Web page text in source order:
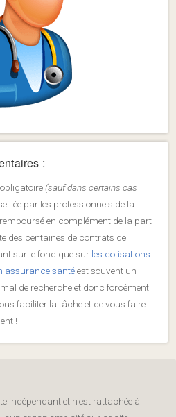
:
(sauf dans certains cas
par les professionnels de la
en complément de la part
des centaines de contrats de
sur le fond que sur les cotisations
assurance santéest souvent un
de recherche et donc forcément
faciliter la tâche et de vous faire
!
indépendant et n'est rattachée à